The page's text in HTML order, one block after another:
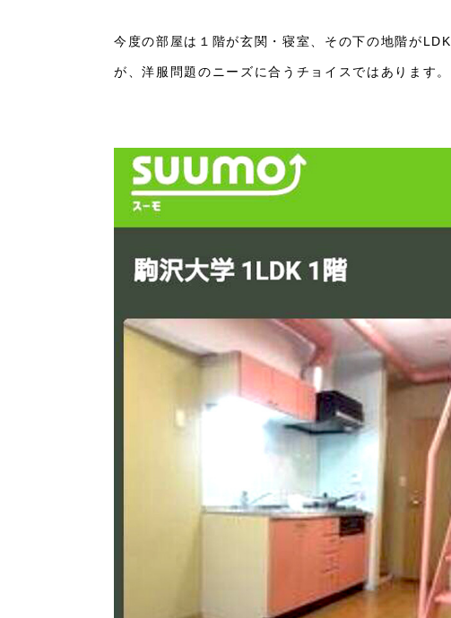
今度の部屋は１階が玄関・寝室、その下の地階がLDK
が、洋服問題のニーズに合うチョイスではあります。